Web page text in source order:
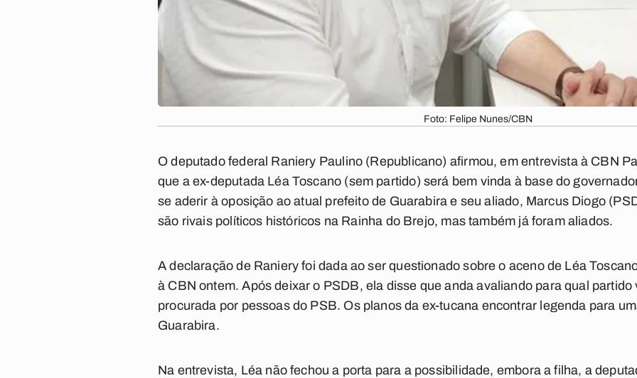
Foto: Felipe Nunes/CBN
O deputado federal Raniery Paulino (Republicano) afirmou, em entrevista à CBN
que a ex-deputada Léa Toscano (sem partido) será bem vinda à base do
se aderir à oposição ao atual prefeito de Guarabira e seu aliado, Marcus Diogo
são rivais políticos históricos na Rainha do Brejo, mas também já foram aliados.
A declaração de Raniery foi dada ao ser questionado sobre o aceno de Léa
à CBN ontem. Após deixar o PSDB, ela disse que anda avaliando para qual partido
procurada por pessoas do PSB. Os planos da ex-tucana encontrar legenda para
Guarabira.
Na entrevista, Léa não fechou a porta para a possibilidade, embora a filha, a